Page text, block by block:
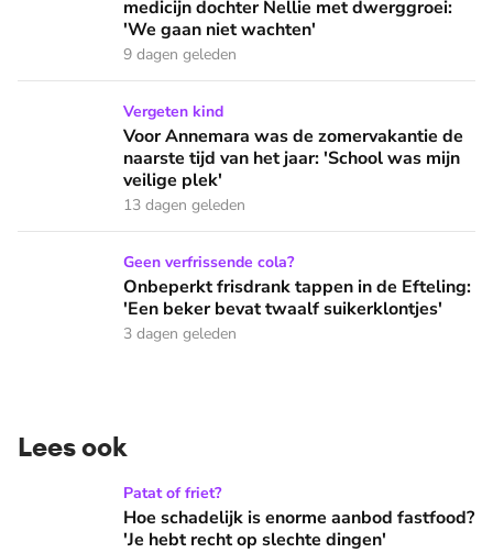
medicijn dochter Nellie met dwerggroei:
'We gaan niet wachten'
9 dagen geleden
Voor Annemara was de zomervakantie de naarste tijd van
Vergeten kind
Voor Annemara was de zomervakantie de
naarste tijd van het jaar: 'School was mijn
veilige plek'
13 dagen geleden
Onbeperkt frisdrank tappen in de Efteling: 'Een beker
Geen verfrissende cola?
Onbeperkt frisdrank tappen in de Efteling:
'Een beker bevat twaalf suikerklontjes'
3 dagen geleden
Lees ook
Hoe schadelijk is enorme aanbod fastfood? 'Je hebt recht
Patat of friet?
Hoe schadelijk is enorme aanbod fastfood?
'Je hebt recht op slechte dingen'